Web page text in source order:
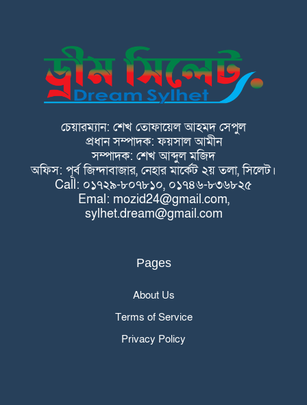
চেয়ারম্যান: শেখ তোফায়েল আহমদ সেপুল
প্রধান সম্পাদক: ফয়সাল আমীন
সম্পাদক: শেখ আব্দুল মজিদ
অফিস: পূর্ব জিন্দাবাজার, নেহার মার্কেট ২য় তলা, সিলেট।
Call: ০১৭২৯-৮০৭৮১০, ০১৭৪৬-৮৩৬৮২৫
Emal: mozid24@gmail.com,
sylhet.dream@gmail.com
Pages
About Us
Terms of Service
Privacy Policy